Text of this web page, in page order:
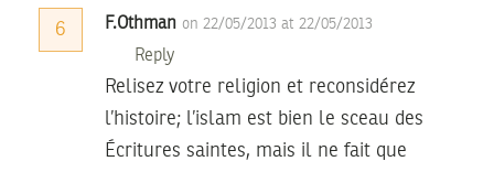
6 F.Othman on 22/05/2013 at 22/05/2013
Reply
Relisez votre religion et reconsidérez
l’histoire; l’islam est bien le sceau des
Écritures saintes, mais il ne fait que